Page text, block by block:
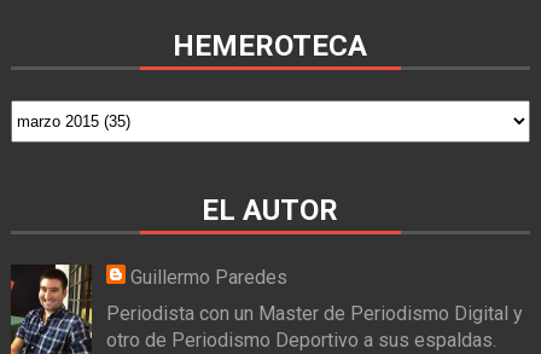
HEMEROTECA
EL AUTOR
Guillermo Paredes
Periodista con un Master de Periodismo Digital y
otro de Periodismo Deportivo a sus espaldas.